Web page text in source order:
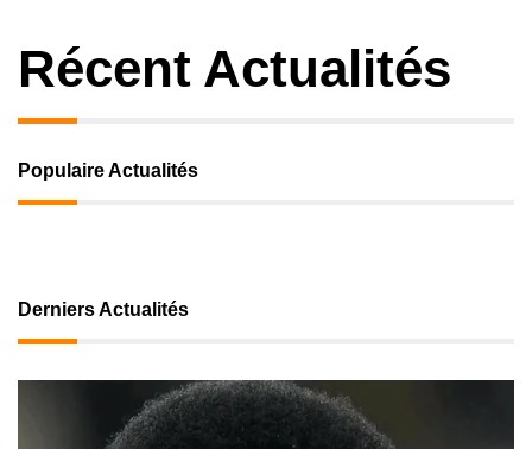
Récent Actualités
Populaire Actualités
Derniers Actualités